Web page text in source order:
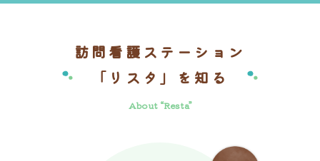
訪問看護ステーション
「リスタ」を知る
About “Resta”